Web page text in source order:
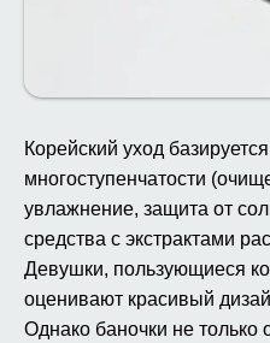
Корейский уход
многоступенчатости
увлажнение, защита от
средства с экстрактами
Девушки, пользующиеся
оценивают красивый
Однако баночки не только